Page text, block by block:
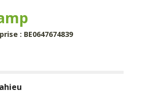
: BE0647674839